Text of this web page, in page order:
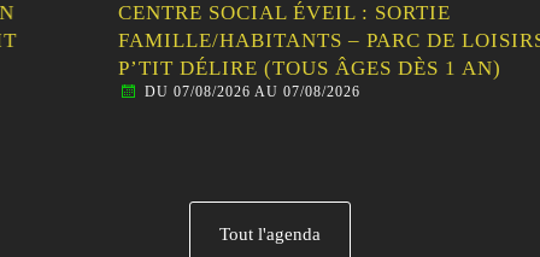
CENTRE SOCIAL ÉVEIL : SORTIE
FAMILLE/HABITANTS – PARC DE LOISIRS LE
P’TIT DÉLIRE (TOUS ÂGES DÈS 1 AN)
DU 07/08/2026 AU 07/08/2026
Tout l'agenda